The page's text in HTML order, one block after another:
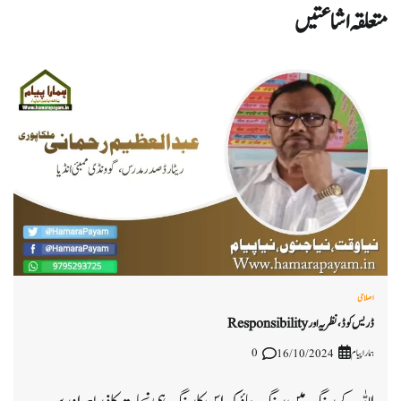
متعلقہ اشاعتیں
اصلاحی
ڈریس کوڈ ، نظریہ اور Responsibility
ہمارا پیام 16/10/2024
0